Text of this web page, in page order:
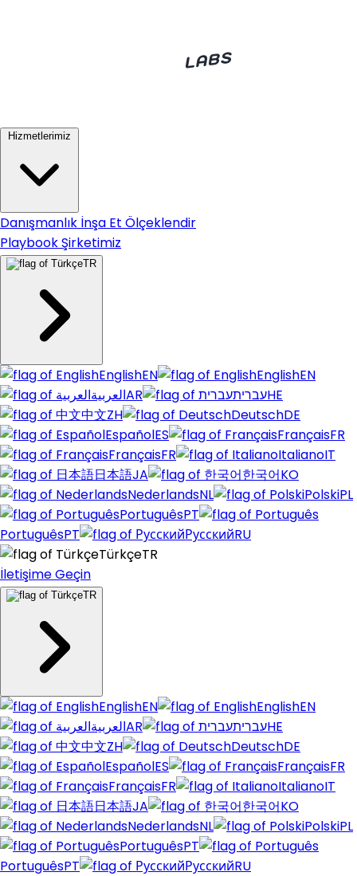
Danışmanlık İnşa Et Ölçeklendir
PlaybookŞirketimiz
TR
EnglishEN EnglishEN
العربيةAR עבריתHE
中文ZH DeutschDE
EspañolES FrançaisFR
FrançaisFR ItalianoIT
日本語JA 한국어KO
NederlandsNL PolskiPL
PortuguêsPT
PortuguêsPT РусскийRU
TürkçeTR
İletişime Geçin
TR
EnglishEN EnglishEN
العربيةAR עבריתHE
中文ZH DeutschDE
EspañolES FrançaisFR
FrançaisFR ItalianoIT
日本語JA 한국어KO
NederlandsNL PolskiPL
PortuguêsPT
PortuguêsPT РусскийRU